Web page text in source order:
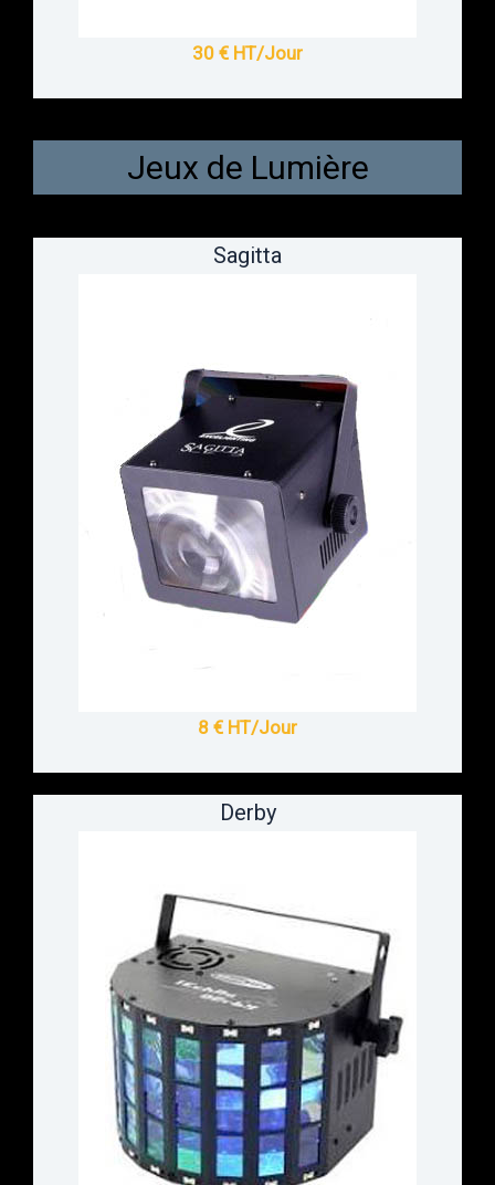
30 € HT/Jour
Jeux de Lumière
Sagitta
8 € HT/Jour
Derby